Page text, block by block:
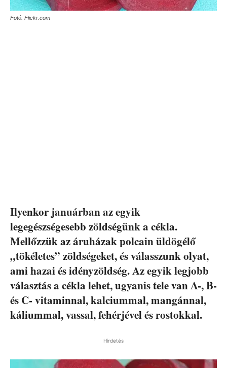
Fotó: Flickr.com
Ilyenkor januárban az egyik
legegészségesebb zöldségünk a cékla.
Mellőzzük az áruházak polcain üldögélő
„tökéletes” zöldségeket, és válasszunk olyat,
ami hazai és idényzöldség. Az egyik legjobb
választás a cékla lehet, ugyanis tele van A-, B-
és C- vitaminnal, kalciummal, mangánnal,
káliummal, vassal, fehérjével és rostokkal.
Hirdetés